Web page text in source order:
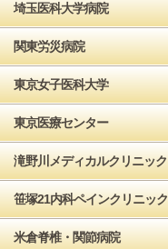
埼玉医科大学病院
関東労災病院
東京女子医科大学
東京医療センター
滝野川メディカルクリニック
笹塚21内科ペインクリニック
米倉脊椎・関節病院